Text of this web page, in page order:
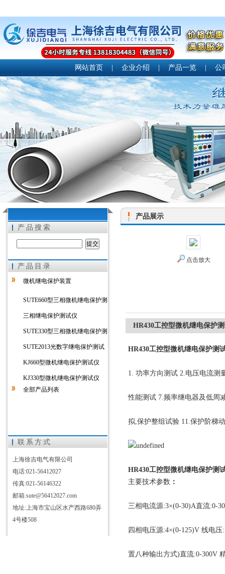
上海徐吉电气有限公司
网站首页 | 企业介绍 | 产品一览 | 公
产品搜索
产品目录
微机继电保护装置
SUTE660型三相微机继电保护测
三相继电保护测试仪
SUTE330型三相微机继电保护测
SUTE2013光数字继电保护测试
KJ660型微机继电保护测试仪
KJ330型微机继电保护测试仪
全部产品列表
联系方式
上海徐吉电气有限公司
电话:021-56412027
传真:021-56146322
邮箱:sute@56412027.com
地址:上海市宝山区水产西路680弄
4号楼508
产品展示
点击放大
HR430工控型微机继电保护
HR430工控型微机继电保护测
1. 功率方向测试 2.电压电流测
性能测试 7.频率继电器及低周
拟,保护整组试验 11.保护阶梯
HR430工控型微机继电保护测
主要技术参数 ：
三相电流源:3×(0-30)A直流:0-
四相电压源:4×(0-125)V 线电
置八种输出方式)直流:0-300V